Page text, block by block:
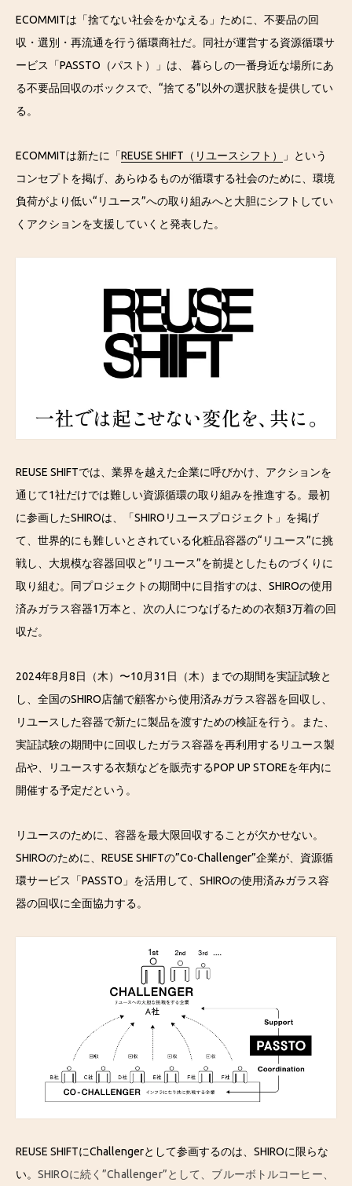
ECOMMITは「捨てない社会をかなえる」ために、不要品の回
収・選別・再流通を行う循環商社だ。同社が運営する資源循環サ
ービス「PASSTO（パスト）」は、 暮らしの一番身近な場所にあ
る不要品回収のボックスで、“捨てる”以外の選択肢を提供してい
る。
ECOMMITは新たに「REUSE SHIFT（リユースシフト）
」という
コンセプトを掲げ、あらゆるものが循環する社会のために、環境
負荷がより低い“リユース”への取り組みへと大胆にシフトしてい
くアクションを支援していくと発表した。
REUSE SHIFTでは、業界を越えた企業に呼びかけ、アクションを
通じて1社だけでは難しい資源循環の取り組みを推進する。最初
に参画したSHIROは、「SHIROリユースプロジェクト」を掲げ
て、世界的にも難しいとされている化粧品容器の“リユース”に挑
戦し、大規模な容器回収と”リユース”を前提としたものづくりに
取り組む。同プロジェクトの期間中に目指すのは、SHIROの使用
済みガラス容器1万本と、次の人につなげるための衣類3万着の回
収だ。
2024年8月8日（木）〜10月31日（木）までの期間を実証試験と
し、全国のSHIRO店舗で顧客から使用済みガラス容器を回収し、
リユースした容器で新たに製品を渡すための検証を行う。また、
実証試験の期間中に回収したガラス容器を再利用するリユース製
品や、リユースする衣類などを販売するPOP UP STOREを年内に
開催する予定だという。
リユースのために、容器を最大限回収することが欠かせない。
SHIROのために、REUSE SHIFTの”Co-Challenger”企業が、資源循
環サービス「PASSTO」を活用して、SHIROの使用済みガラス容
器の回収に全面協力する。
REUSE SHIFTにChallengerとして参画するのは、SHIROに限らな
い。 SHIROに続く”Challenger”として、ブルーボトルコーヒー、